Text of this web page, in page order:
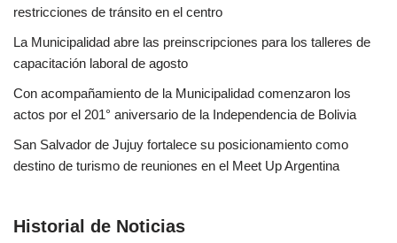
restricciones de tránsito en el centro
La Municipalidad abre las preinscripciones para los talleres de
capacitación laboral de agosto
Con acompañamiento de la Municipalidad comenzaron los
actos por el 201° aniversario de la Independencia de Bolivia
San Salvador de Jujuy fortalece su posicionamiento como
destino de turismo de reuniones en el Meet Up Argentina
Historial de Noticias